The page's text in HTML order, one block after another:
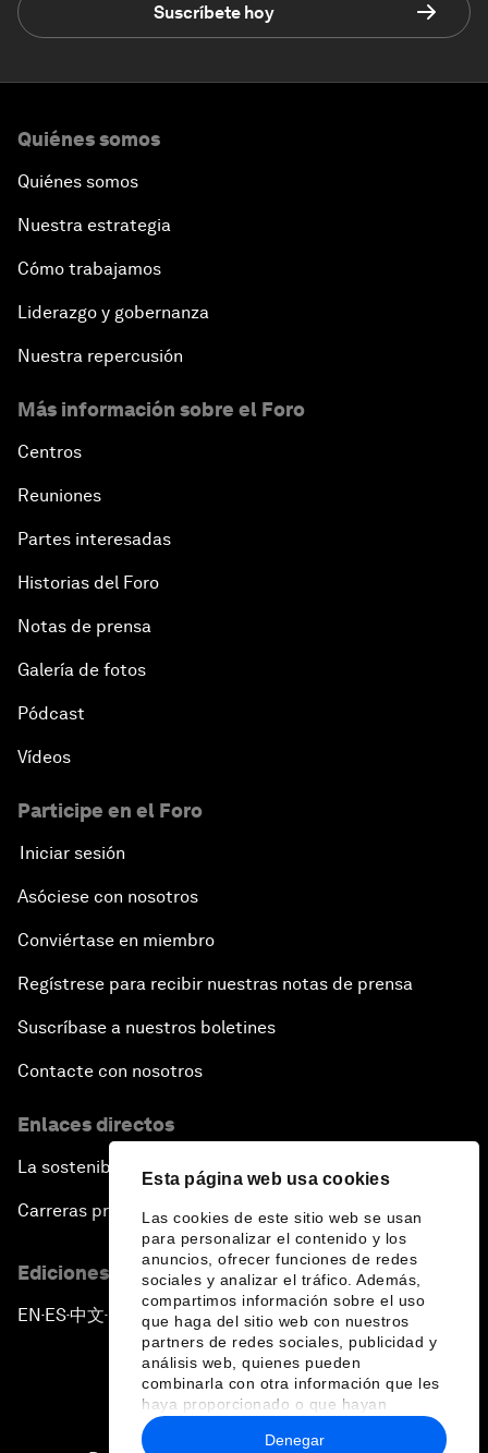
Esta página web usa cookies
Las cookies de este sitio web se usan
para personalizar el contenido y los
anuncios, ofrecer funciones de redes
sociales y analizar el tráfico. Además,
compartimos información sobre el uso
que haga del sitio web con nuestros
partners de redes sociales, publicidad y
análisis web, quienes pueden
combinarla con otra información que les
haya proporcionado o que hayan
recopilado a partir del uso que haya
hecho de sus servicios.
Denegar
Suscríbete hoy
Quiénes somos
Quiénes somos
Nuestra estrategia
Cómo trabajamos
Liderazgo y gobernanza
Nuestra repercusión
Más información sobre el Foro
Centros
Reuniones
Partes interesadas
Historias del Foro
Notas de prensa
Galería de fotos
Pódcast
Vídeos
Participe en el Foro
Iniciar sesión
Asóciese con nosotros
Conviértase en miembro
Regístrese para recibir nuestras notas de prensa
Suscríbase a nuestros boletines
Contacte con nosotros
Enlaces directos
La sostenibilidad en el Foro
Carreras profesionales
Ediciones en otros idiomas
EN ▪ ES▪中文▪ 日本語